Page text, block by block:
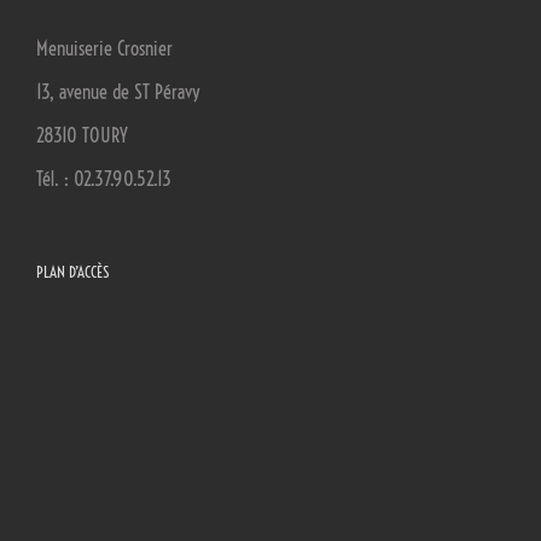
Menuiserie Crosnier
13, avenue de ST Péravy
28310 TOURY
Tél. : 02.37.90.52.13
PLAN D’ACCÈS